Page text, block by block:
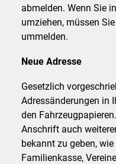
abmelden. Wenn Sie
umziehen, müssen
ummelden.
Neue Adresse
Gesetzlich
Adressänderungen in
den
Anschrift auch
bekannt zu geben,
Familienkasse,